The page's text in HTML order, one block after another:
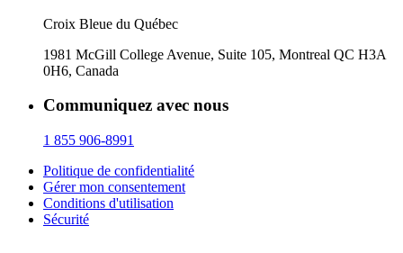
Croix Bleue du Québec
1981 McGill College Avenue, Suite 105, Montreal QC H3A
0H6, Canada
Communiquez avec nous
1 855 906-8991
Politique de confidentialité
Gérer mon consentement
Conditions d'utilisation
Sécurité